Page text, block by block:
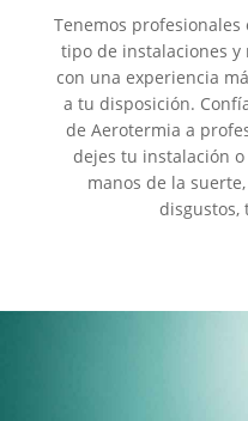
Tenemos
tipo de instalaciones
con una experiencia
a tu disposición.
de Aerotermia a
dejes tu instalación
manos de la
disgustos,